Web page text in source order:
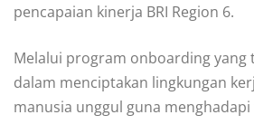
pencapaian kinerja BRI Region 6.
Melalui program onboarding
dalam menciptakan lingkungan
manusia unggul guna